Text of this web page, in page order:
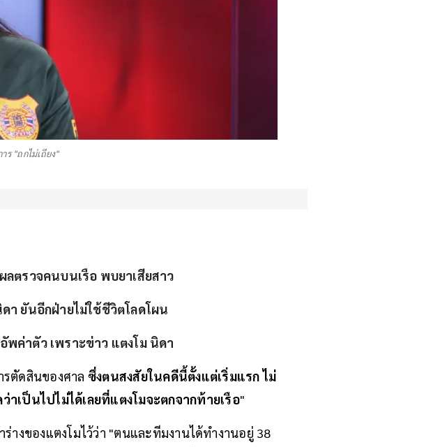
ร "ถกไม่เถียง"
ลตรวจคนบนเรือ พบยาเสียสาว
า ยันอีกฝ่ายไม่ใช้ชีวิตโลดโผน
พค่าตัว เพราะข่าว แตงโม นิดา
ตัดสินของศาล ซึ่งตนสงสัยในคดีนี้ตั้งแต่เริ่มแรก ไม่
เป็นไปไม่ได้เลยที่แตงโมจะตกจากท้ายเรือ"
างของแตงโมไว้ว่า "ตนและทีมงานได้ทำงานอยู่ 38